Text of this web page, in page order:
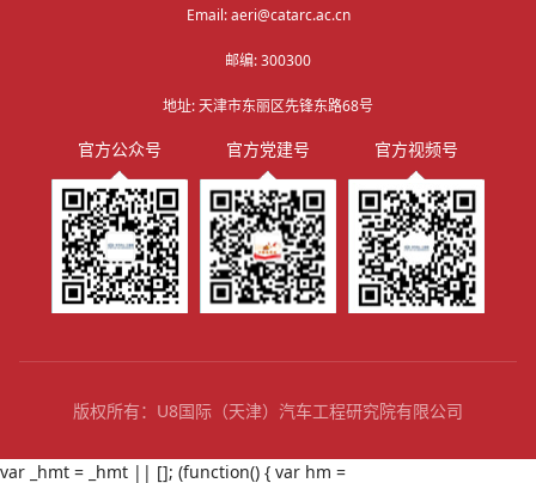
Email: aeri@catarc.ac.cn
邮编: 300300
地址: 天津市东丽区先锋东路68号
官方公众号 官方党建号 官方视频号
版权所有：U8国际（天津）汽车工程研究院有限公司
var _hmt = _hmt || []; (function() { var hm =